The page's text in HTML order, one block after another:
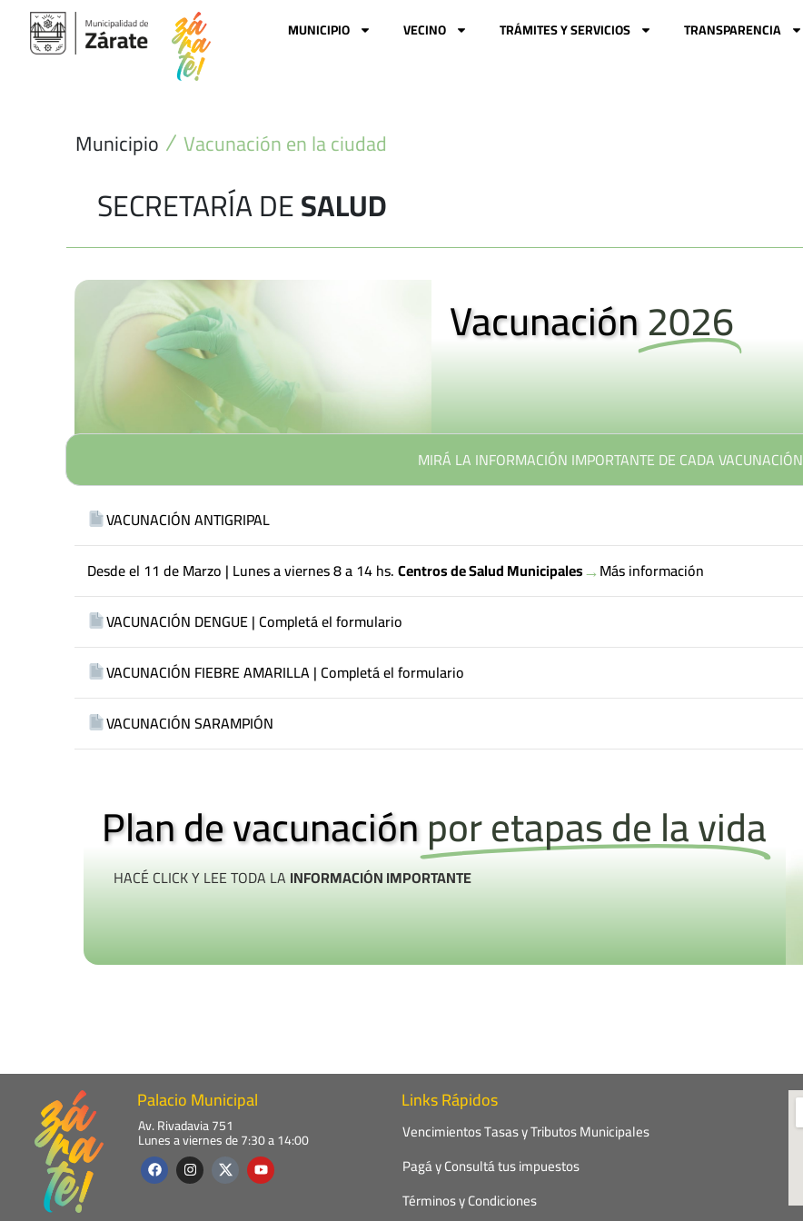
contenido
MUNICIPIO VECINO TRÁMITES Y SERVICIOS TRANSPARENCIA
Municipio Vacunación en la ciudad
SECRETARÍA DESALUD
Vacunación2026
MIRÁ LA INFORMACIÓN IMPORTANTE DE CADA VACUNACIÓN
VACUNACIÓN ANTIGRIPAL
Desde el 11 de Marzo | Lunes a viernes 8 a 14 hs.Centros de Salud Municipales→Más información
VACUNACIÓN DENGUE | Completá el formulario
VACUNACIÓN FIEBRE AMARILLA | Completá el formulario
VACUNACIÓN SARAMPIÓN
HACÉ CLICK Y LEE TODA LAINFORMACIÓN IMPORTANTE
Plan de vacunaciónpor etapas de la vida
Palacio Municipal
Av. Rivadavia 751
Lunes a viernes de 7:30 a 14:00
F
a
c
I
n
s
Y
o
u
Links Rápidos
Vencimientos Tasas y Tributos Municipales
Pagá y Consultá tus impuestos
Términos y Condiciones